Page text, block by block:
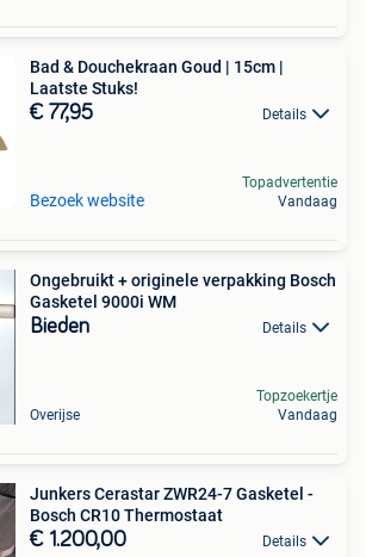
Bad & Douchekraan Goud | 15cm |
Laatste Stuks!
€ 77,95 Details
Bezoek website
Topadvertentie
Vandaag
Ongebruikt + originele verpakking Bosch
Gasketel 9000i WM
Bieden Details
Overijse
Topzoekertje
Vandaag
Junkers Cerastar ZWR24-7 Gasketel -
Bosch CR10 Thermostaat
€ 1.200,00 Details